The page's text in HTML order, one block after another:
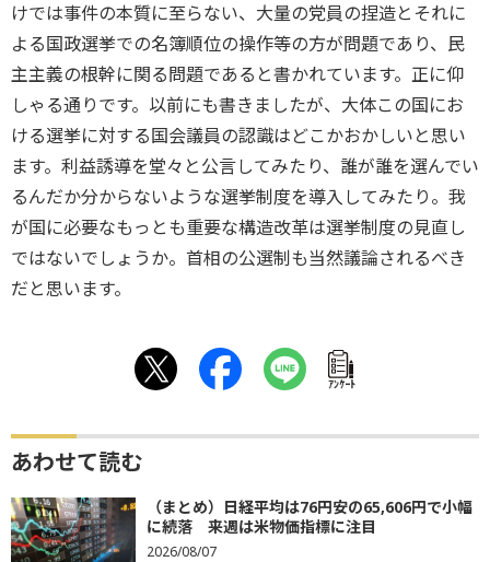
けでは事件の本質に至らない、大量の党員の捏造とそれに
よる国政選挙での名簿順位の操作等の方が問題であり、民
主主義の根幹に関る問題であると書かれています。正に仰
しゃる通りです。以前にも書きましたが、大体この国にお
ける選挙に対する国会議員の認識はどこかおかしいと思い
ます。利益誘導を堂々と公言してみたり、誰が誰を選んでい
るんだか分からないような選挙制度を導入してみたり。我
が国に必要なもっとも重要な構造改革は選挙制度の見直し
ではないでしょうか。首相の公選制も当然議論されるべき
だと思います。
ｱﾝｹｰﾄ
あわせて読む
（まとめ）日経平均は76円安の65,606円で小幅
に続落 来週は米物価指標に注目
2026/08/07